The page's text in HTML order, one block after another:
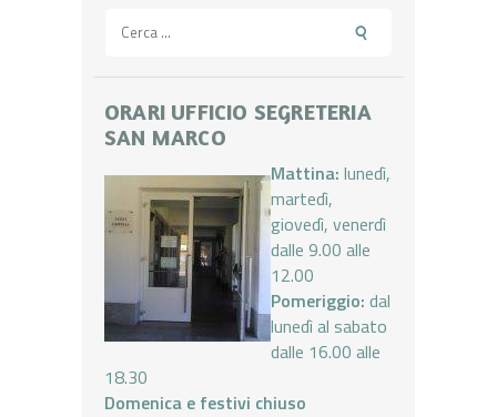
per:
ORARI UFFICIO SEGRETERIA
SAN MARCO
Mattina: lunedì,
martedì,
giovedì, venerdì
dalle 9.00 alle
12.00
Pomeriggio: dal
lunedì al sabato
dalle 16.00 alle
18.30
Domenica e festivi chiuso